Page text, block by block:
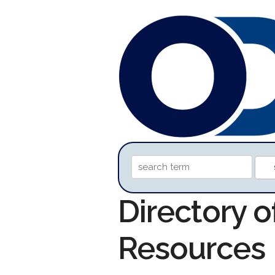
Directory
Resources